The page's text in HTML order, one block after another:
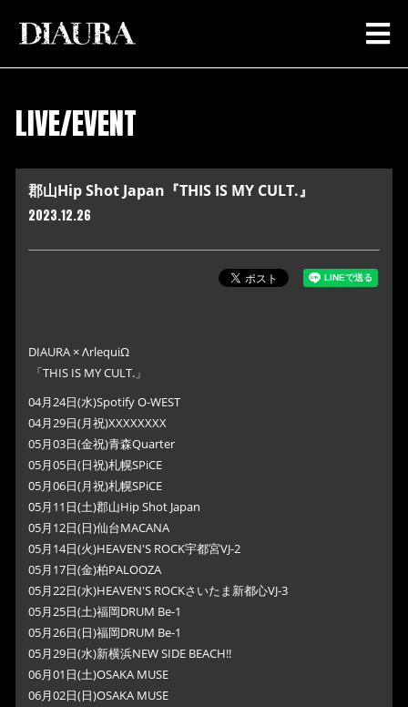
LIVE/EVENT
郡山Hip Shot Japan『THIS IS MY CULT.』
2023.12.26
DIAURA × ΛrlequiΩ
「THIS IS MY CULT.」
04月24日(水)Spotify O-WEST
04月29日(月祝)XXXXXXXX
05月03日(金祝)青森Quarter
05月05日(日祝)札幌SPiCE
05月06日(月祝)札幌SPiCE
05月11日(土)郡山Hip Shot Japan
05月12日(日)仙台MACANA
05月14日(火)HEAVEN'S ROCK宇都宮VJ-2
05月17日(金)柏PALOOZA
05月22日(水)HEAVEN'S ROCKさいたま新都心VJ-3
05月25日(土)福岡DRUM Be-1
05月26日(日)福岡DRUM Be-1
05月29日(水)新横浜NEW SIDE BEACH!!
06月01日(土)OSAKA MUSE
06月02日(日)OSAKA MUSE